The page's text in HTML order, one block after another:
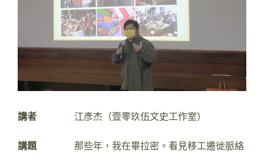
講者 江彥杰（壹零玖伍文史工作室）
講題 那些年，我在畢拉密。看見移工遷徙脈絡